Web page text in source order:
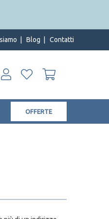
Blog Contatti
OFFERTE